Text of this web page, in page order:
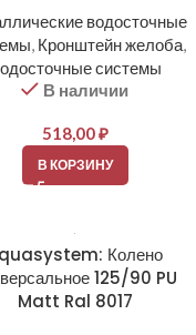
водосточные
, Кронштейн желоба,
системы
В наличии
518,00₽
В КОРЗИНУ
Колено
125/90 PU
Matt Ral 8017